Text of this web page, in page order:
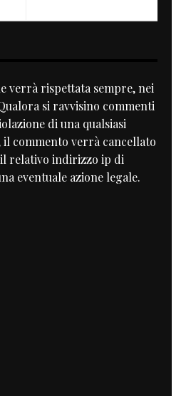
verrà rispettata sempre, nei
si ravvisino commenti
di una qualsiasi
commento verrà cancellato
relativo indirizzo ip di
eventuale azione legale.